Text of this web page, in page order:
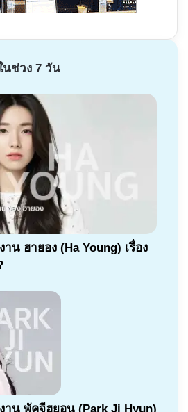
ช่วง 7 วัน
าน ฮายอง (Ha Young) เรื่อง
าน พัคจีฮยอน (Park Ji Hyun)